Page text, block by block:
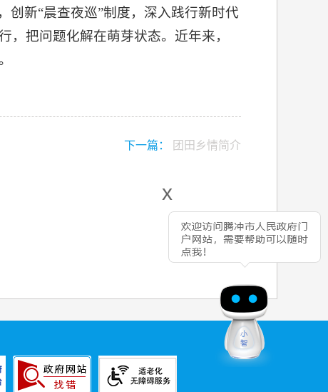
x
创新“晨查夜巡”制度，深入践行新时代
，把问题化解在萌芽状态。近年来，
下一篇： 团田乡情简介